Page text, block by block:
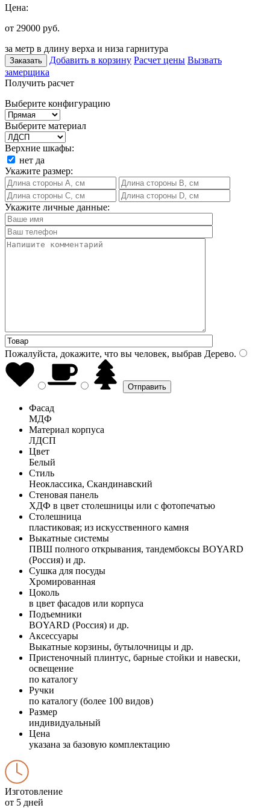
Цена:
от 29000 руб.
за метр в длину верха и низа гарнитура
Заказать Добавить в корзину Расчет цены Вызвать
замерщика
Получить расчет
Выберите конфигурацию
Выберите материал
Верхние шкафы:
нет да
Укажите размер:
Укажите личные данные:
Пожалуйста, докажите, что вы человек, выбрав Дерево.
Фасад
МДФ
Материал корпуса
ЛДСП
Цвет
Белый
Стиль
Неоклассика, Скандинавский
Стеновая панель
ХДФ в цвет столешницы или с фотопечатью
Столешница
пластиковая; из искусственного камня
Выкатные системы
ПВШ полного открывания, тандембоксы BOYARD
(Россия) и др.
Сушка для посуды
Хромированная
Цоколь
в цвет фасадов или корпуса
Подъемники
BOYARD (Россия) и др.
Аксессуары
Выкатные корзины, бутылочницы и др.
Пристеночный плинтус, барные стойки и навески,
освещение
по каталогу
Ручки
по каталогу (более 100 видов)
Размер
индивидуальный
Цена
указана за базовую комплектацию
Изготовление
от 5 дней